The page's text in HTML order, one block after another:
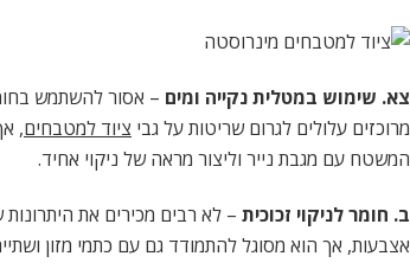
צא. שימוש במטלית נקייה ומים – אסור להשתמש
מרוכזים עלולים לגרום שריטות על גבי ציוד למטבחים,
המשטח עם מגבת נייר וליצור מראה של ניקוי אחיד.
ב. חומר לניקוי זכוכית – לא רבים מכירים את
אצבעות, אך הוא מסוגל להתמודד גם עם כתמי מזון